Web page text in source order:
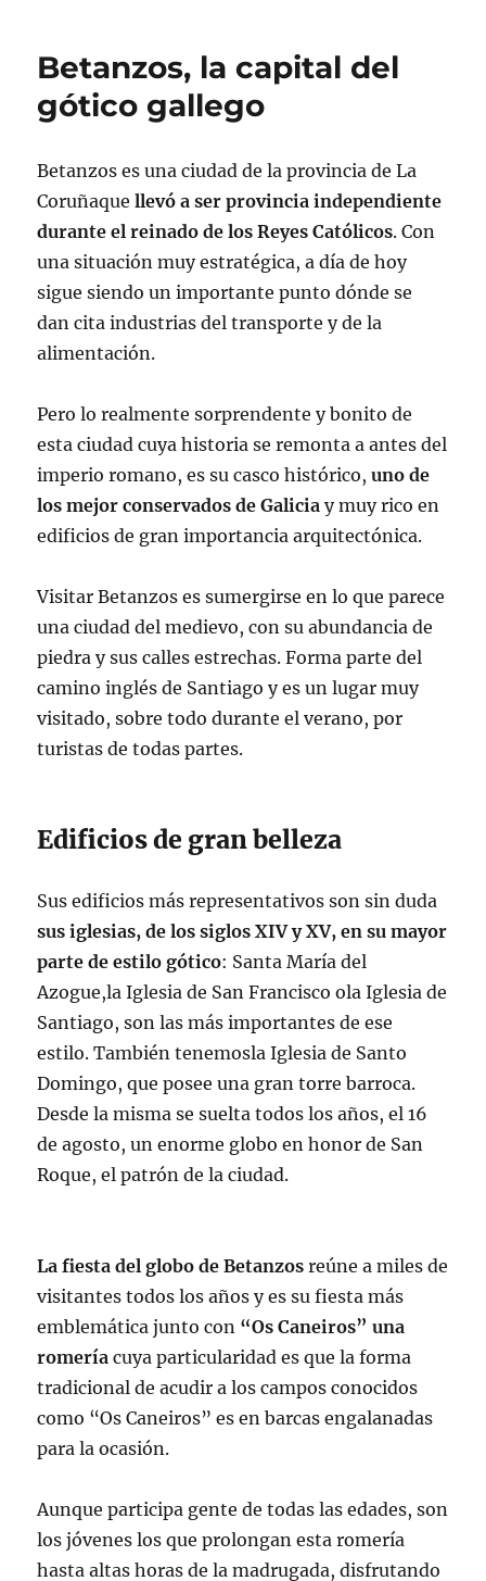
Betanzos, la capital del
gótico gallego
Betanzos es una ciudad de la provincia de La
Coruñaquellevó a ser provincia independiente
durante el reinado de los Reyes Católicos. Con
una situación muy estratégica, a día de hoy
sigue siendo un importante punto dónde se
dan cita industrias del transporte y de la
alimentación.
Pero lo realmente sorprendente y bonito de
esta ciudad cuya historia se remonta a antes del
imperio romano, es su casco histórico,uno de
los mejor conservados de Galicia y muy rico en
edificios de gran importancia arquitectónica.
Visitar Betanzos es sumergirse en lo que parece
una ciudad del medievo, con su abundancia de
piedra y sus calles estrechas. Forma parte del
camino inglés de Santiago y es un lugar muy
visitado, sobre todo durante el verano, por
turistas de todas partes.
Edificios de gran belleza
Sus edificios más representativos son sin duda
sus iglesias, de los siglos XIV y XV, en su mayor
parte de estilo gótico: Santa María del
Azogue,la Iglesia de San Francisco ola Iglesia de
Santiago, son las más importantes de ese
estilo. También tenemosla Iglesia de Santo
Domingo, que posee una gran torre barroca.
Desde la misma se suelta todos los años, el 16
de agosto, un enorme globo en honor de San
Roque, el patrón de la ciudad.
La fiesta del globo de Betanzos reúne a miles de
visitantes todos los años y es su fiesta más
emblemática junto con “Os Caneiros” una
romería cuya particularidad es que la forma
tradicional de acudir a los campos conocidos
como “Os Caneiros” es en barcas engalanadas
para la ocasión.
Aunque participa gente de todas las edades, son
los jóvenes los que prolongan esta romería
hasta altas horas de la madrugada, disfrutando